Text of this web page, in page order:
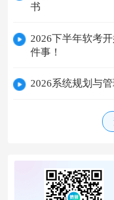
书
2026下半年软考
件事！
2026系统规划与